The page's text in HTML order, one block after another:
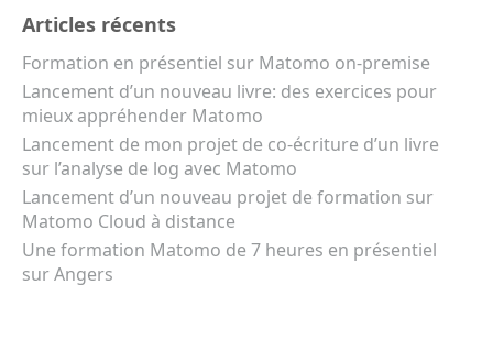
Articles récents
Formation en présentiel sur Matomo on-premise
Lancement d’un nouveau livre: des exercices pour
mieux appréhender Matomo
Lancement de mon projet de co-écriture d’un livre
sur l’analyse de log avec Matomo
Lancement d’un nouveau projet de formation sur
Matomo Cloud à distance
Une formation Matomo de 7 heures en présentiel
sur Angers